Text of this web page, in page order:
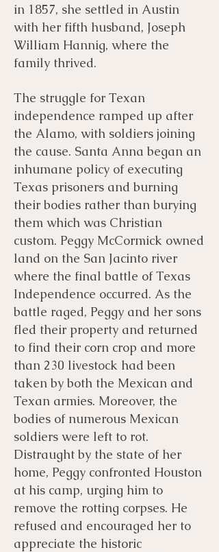
in 1857, she settled in Austin
with her fifth husband, Joseph
William Hannig, where the
family thrived.
The struggle for Texan
independence ramped up after
the Alamo, with soldiers joining
the cause. Santa Anna began an
inhumane policy of executing
Texas prisoners and burning
their bodies rather than burying
them which was Christian
custom. Peggy McCormick owned
land on the San Jacinto river
where the final battle of Texas
Independence occurred. As the
battle raged, Peggy and her sons
fled their property and returned
to find their corn crop and more
than 230 livestock had been
taken by both the Mexican and
Texan armies. Moreover, the
bodies of numerous Mexican
soldiers were left to rot.
Distraught by the state of her
home, Peggy confronted Houston
at his camp, urging him to
remove the rotting corpses. He
refused and encouraged her to
appreciate the historic